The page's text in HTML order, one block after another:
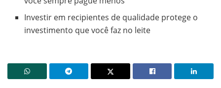
Investir em recipientes de qualidade protege o
investimento que você faz no leite